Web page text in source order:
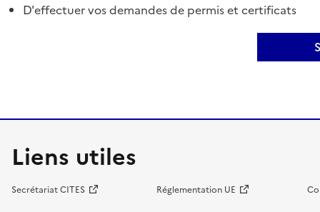
D'effectuer vos demandes de permis et certificats
Liens utiles
Secrétariat CITES Réglementation UE